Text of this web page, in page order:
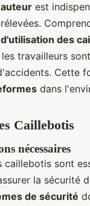
est
des
travailleurs
Cette
dans
Caillebotis
nécessaires
caillebotis sont
la sécurité
de sécurité